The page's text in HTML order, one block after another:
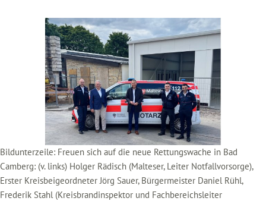
Bildunterzeile: Freuen sich auf die neue Rettungswache in Bad
Camberg: (v. links) Holger Rädisch (Malteser, Leiter Notfallvorsorge),
Erster Kreisbeigeordneter Jörg Sauer, Bürgermeister Daniel Rühl,
Frederik Stahl (Kreisbrandinspektor und Fachbereichsleiter